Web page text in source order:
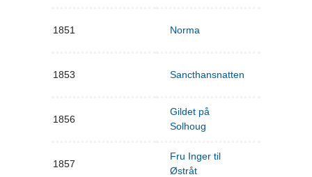
1851 Norma
1853 Sancthansnatten
1856
Gildet på
Solhoug
1857
Fru Inger til
Østråt